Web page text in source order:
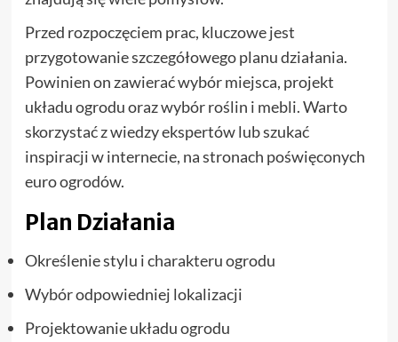
Przed rozpoczęciem prac, kluczowe jest
przygotowanie szczegółowego planu działania.
Powinien on zawierać wybór miejsca, projekt
układu ogrodu oraz wybór roślin i mebli. Warto
skorzystać z wiedzy ekspertów lub szukać
inspiracji w internecie, na stronach poświęconych
euro ogrodów.
Plan Działania
Określenie stylu i charakteru ogrodu
Wybór odpowiedniej lokalizacji
Projektowanie układu ogrodu